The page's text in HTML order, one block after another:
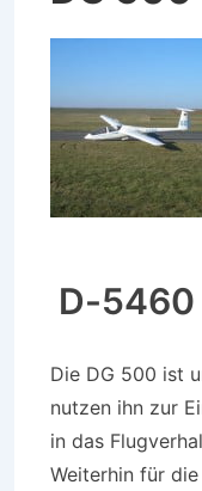
D-5460
Die DG 500 ist
nutzen ihn zur
in das
Weiterhin für